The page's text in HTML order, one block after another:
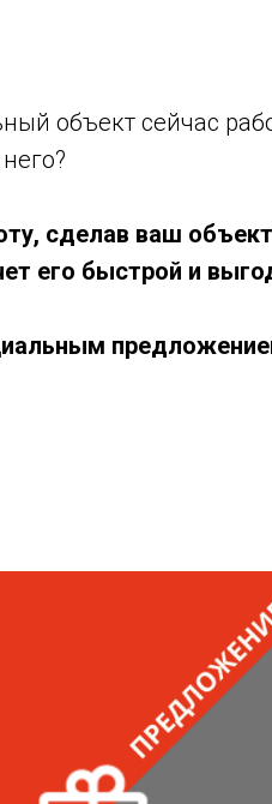
объект сейчас
сделав ваш
его быстрой и